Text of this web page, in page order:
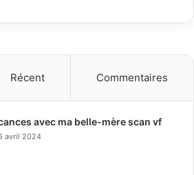
Récent Commentaires
avec ma belle-mère scan vf
avril 2024